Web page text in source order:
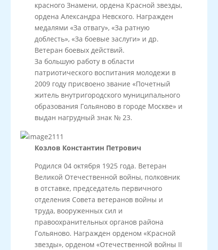
красного Знамени, ордена Красной звезды,
ордена Александра Невского. Награжден
медалями «За отвагу», «За ратную
доблесть», «За боевые заслуги» и др.
Ветеран боевых действий.
За большую работу в области
патриотического воспитания молодежи в
2009 году присвоено звание «Почетный
житель внутригородского муниципального
образования Гольяново в городе Москве» и
выдан нагрудный знак № 23.
Козлов Константин Петрович
Родился 04 октября 1925 года. Ветеран
Великой Отечественной войны, полковник
в отставке, председатель первичного
отделения Совета ветеранов войны и
труда, вооруженных сил и
правоохранительных органов района
Гольяново. Награжден орденом «Красной
звезды», орденом «Отечественной войны II